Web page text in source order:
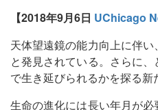
【2018年9月6日 UChicago
天体望遠鏡の能力向上に伴
と発見されている。さらに
で生き延びられるかを探る新
生命の進化には長い年月が